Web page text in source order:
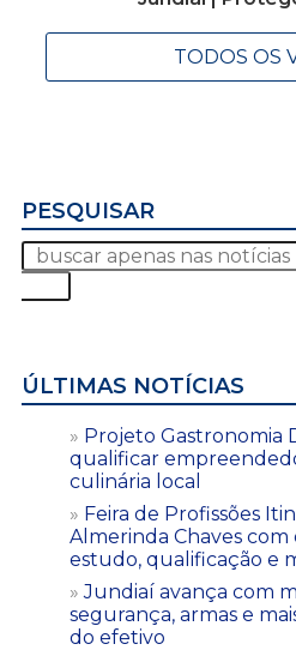
TODOS OS
PESQUISAR
ÚLTIMAS NOTÍCIAS
Projeto Gastronomia
qualificar
culinária local
Feira de Profissões
Almerinda Chaves
estudo, qualificação e
Jundiaí avança com
segurança, armas e
do efetivo